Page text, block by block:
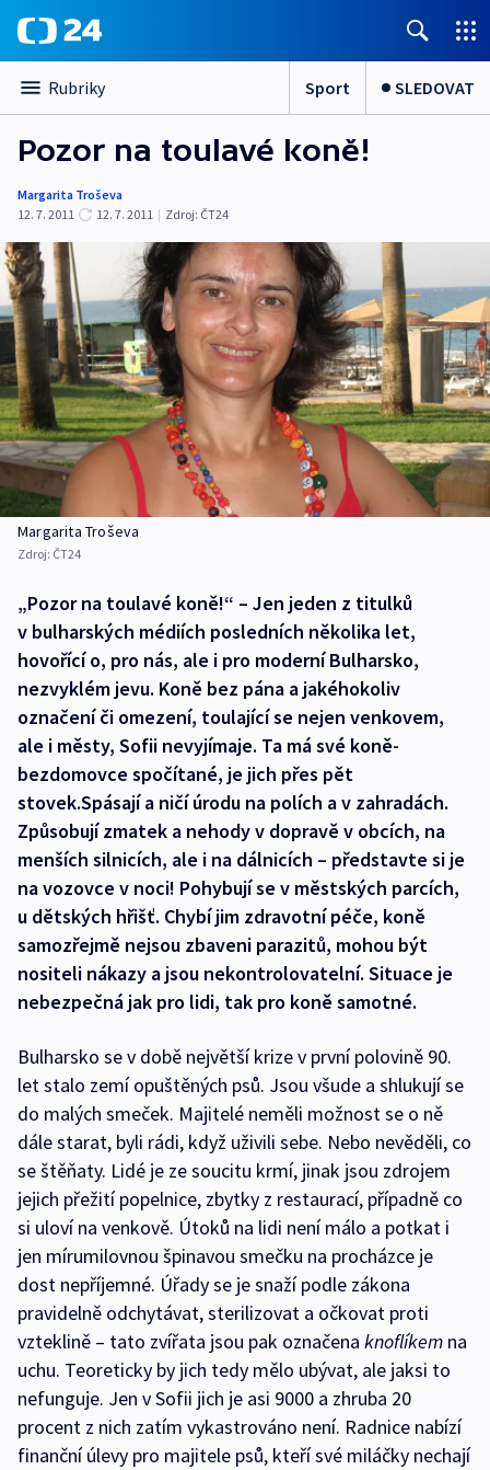
Rubriky Sport SLEDOVAT
Pozor na toulavé koně!
Margarita Troševa
12. 7. 2011
12. 7. 2011 | Zdroj: ČT24
Margarita Troševa
Zdroj: ČT24
„Pozor na toulavé koně!“ – Jen jeden z titulků
v bulharských médiích posledních několika let,
hovořící o, pro nás, ale i pro moderní Bulharsko,
nezvyklém jevu. Koně bez pána a jakéhokoliv
označení či omezení, toulající se nejen venkovem,
ale i městy, Sofii nevyjímaje. Ta má své koně-
bezdomovce spočítané, je jich přes pět
stovek.Spásají a ničí úrodu na polích a v zahradách.
Způsobují zmatek a nehody v dopravě v obcích, na
menších silnicích, ale i na dálnicích – představte si je
na vozovce v noci! Pohybují se v městských parcích,
u dětských hřišť. Chybí jim zdravotní péče, koně
samozřejmě nejsou zbaveni parazitů, mohou být
nositeli nákazy a jsou nekontrolovatelní. Situace je
nebezpečná jak pro lidi, tak pro koně samotné.
Bulharsko se v době největší krize v první polovině 90.
let stalo zemí opuštěných psů. Jsou všude a shlukují se
do malých smeček. Majitelé neměli možnost se o ně
dále starat, byli rádi, když uživili sebe. Nebo nevěděli, co
se štěňaty. Lidé je ze soucitu krmí, jinak jsou zdrojem
jejich přežití popelnice, zbytky z restaurací, případně co
si uloví na venkově. Útoků na lidi není málo a potkat i
jen mírumilovnou špinavou smečku na procházce je
dost nepříjemné. Úřady se je snaží podle zákona
pravidelně odchytávat, sterilizovat a očkovat proti
vzteklině – tato zvířata jsou pak označena knoflíkem na
uchu. Teoreticky by jich tedy mělo ubývat, ale jaksi to
nefunguje. Jen v Sofii jich je asi 9000 a zhruba 20
procent z nich zatím vykastrováno není. Radnice nabízí
finanční úlevy pro majitele psů, kteří své miláčky nechají